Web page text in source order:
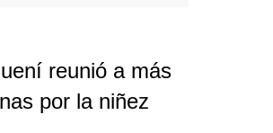
reunió a más
por la niñez